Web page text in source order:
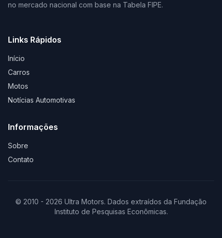
no mercado nacional com base na Tabela FIPE.
Links Rápidos
Início
Carros
Motos
Notícias Automotivas
Informações
Sobre
Contato
© 2010 - 2026 Ultra Motors. Dados extraídos da Fundação
Instituto de Pesquisas Econômicas.